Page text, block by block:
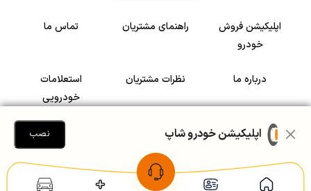
اپلیکیشن فروش
خودرو
راهنمای مشتریان تماس ما
درباره ما نظرات مشتریان
استعلامات
خودرویی
سرمایه گذاری در
رضایت مشتریاناپلیکیشن خودرو شاپ نصب